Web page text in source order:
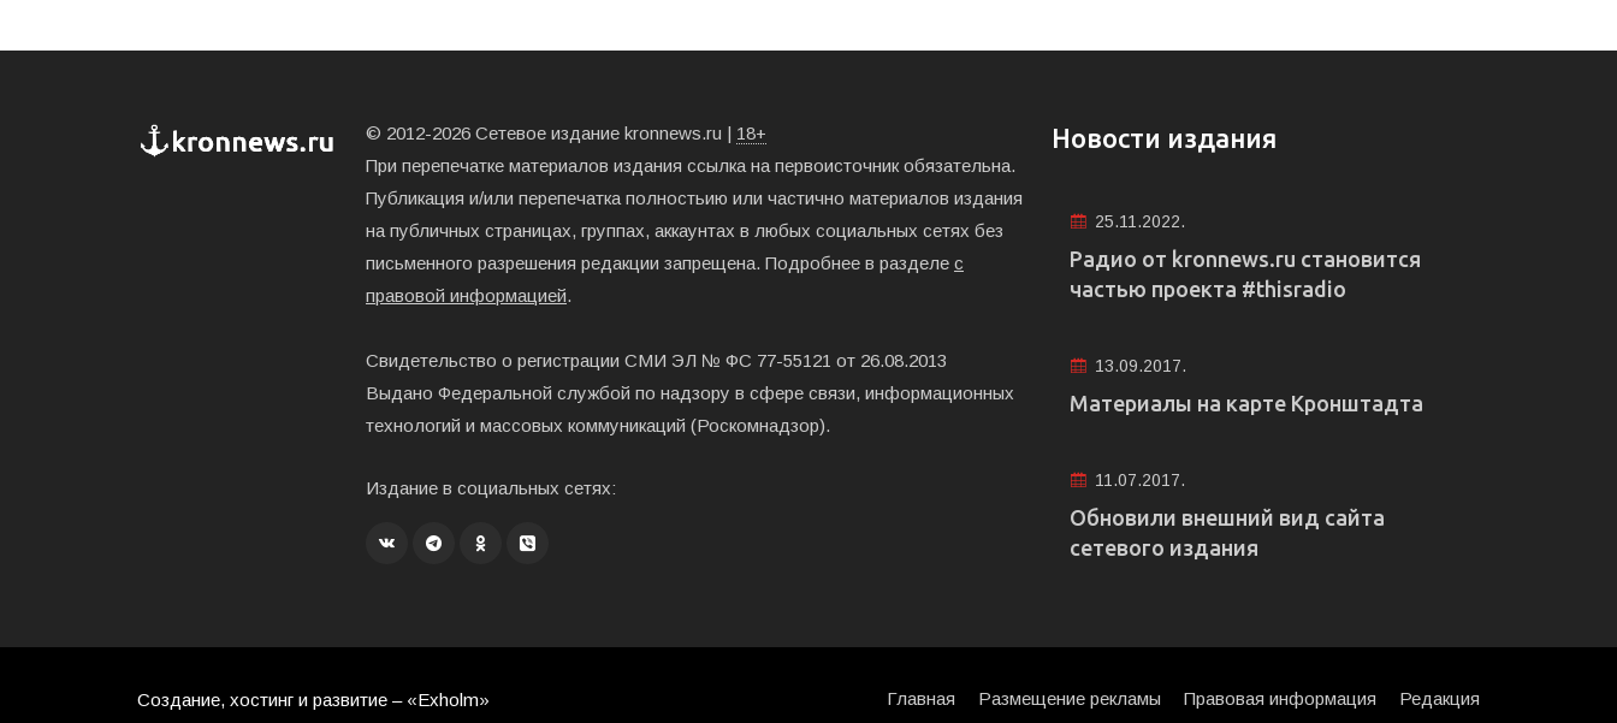
© 2012-2026 Сетевое издание kronnews.ru | 18+
При перепечатке материалов издания ссылка на первоисточник обязательна.
Публикация и/или перепечатка полностьию или частично материалов издания
на публичных страницах, группах, аккаунтах в любых социальных сетях без
письменного разрешения редакции запрещена. Подробнее в разделе с
правовой информацией.
Свидетельство о регистрации СМИ ЭЛ № ФС 77-55121 от 26.08.2013
Выдано Федеральной службой по надзору в сфере связи, информационных
технологий и массовых коммуникаций (Роскомнадзор).
Издание в социальных сетях:
Новости издания
25.11.2022.
Радио от kronnews.ru становится
частью проекта #thisradio
13.09.2017.
Материалы на карте Кронштадта
11.07.2017.
Обновили внешний вид сайта
сетевого издания
Создание, хостинг и развитие – «Exholm» Главная Размещение рекламы Правовая информация Редакция